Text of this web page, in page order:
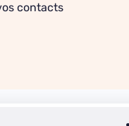
contacts